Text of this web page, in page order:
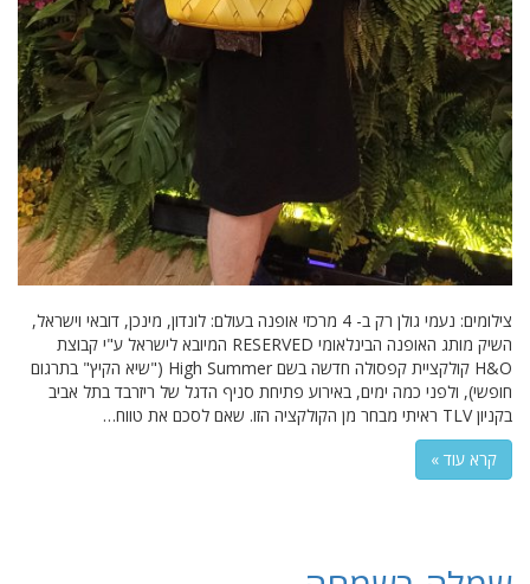
צילומים: נעמי גולן רק ב- 4 מרכזי אופנה בעולם: לונדון, מינכן, דובאי וישראל,
השיק מותג האופנה הבינלאומי RESERVED המיובא לישראל ע"י קבוצת
H&O קולקציית קפסולה חדשה בשם High Summer ("שיא הקיץ" בתרגום
חופשי), ולפני כמה ימים, באירוע פתיחת סניף הדגל של ריזרבד בתל אביב
בקניון TLV ראיתי מבחר מן הקולקציה הזו. שאם לסכם את טווח…
קרא עוד »